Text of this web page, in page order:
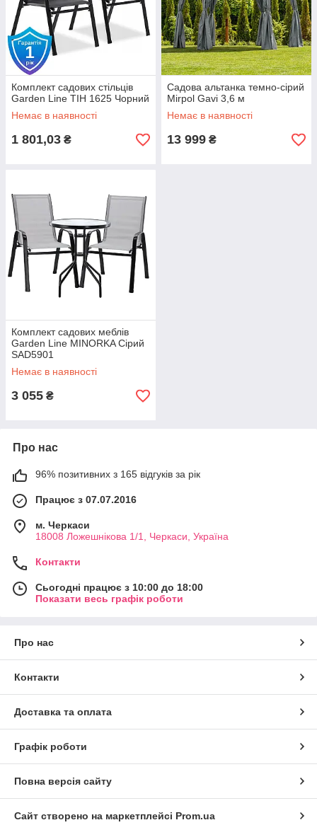
Комплект садових стільців
Garden Line TIH 1625 Чорний
Немає в наявності
1 801,03 ₴
Садова альтанка темно-сірий
Mirpol Gavi 3,6 м
Немає в наявності
13 999 ₴
Комплект садових меблів
Garden Line MINORKA Сірий
SAD5901
Немає в наявності
3 055 ₴
Про нас
96% позитивних з 165 відгуків за рік
Працює з 07.07.2016
м. Черкаси
18008 Ложешнікова 1/1, Черкаси, Україна
Контакти
Сьогодні працює з 10:00 до 18:00
Показати весь графік роботи
Про нас
Контакти
Доставка та оплата
Графік роботи
Повна версія сайту
Сайт створено на маркетплейсі Prom.ua